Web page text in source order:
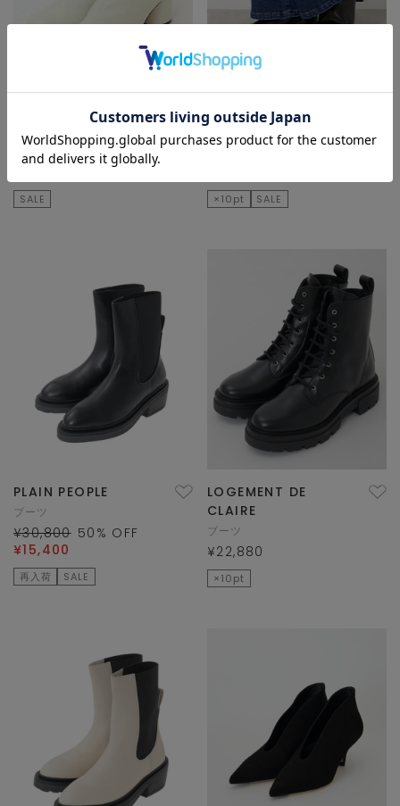
ブーツ
¥49,500 40 % OFF
SALE
MELROSE CLAIRE
ブーツ
×10pt SALE
PLAIN PEOPLE
ブーツ
¥30,800 50 % OFF
¥15,400
再入荷 SALE
LOGEMENT DE
CLAIRE
ブーツ
¥22,880
×10pt